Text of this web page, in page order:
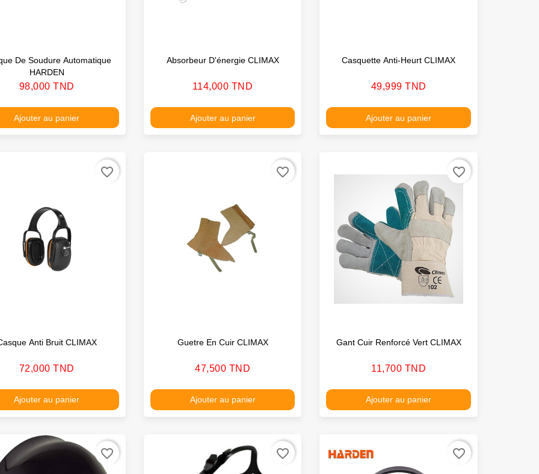
De Soudure Automatique
HARDEN
Prix
98,000 TND
Ajouter au panier
Absorbeur D'énergie CLIMAX
Prix
114,000 TND
Ajouter au panier
Casquette Anti-Heurt CLIMAX
Prix
49,999 TND
Ajouter au panier
Anti Bruit CLIMAX
Prix
72,000 TND
Ajouter au panier
favorite_border
Guetre En Cuir CLIMAX
Prix
47,500 TND
Ajouter au panier
favorite_border
Gant Cuir Renforcé Vert CLIMAX
Prix
11,700 TND
Ajouter au panier
favorite_border
favorite_border favorite_border favorite_border